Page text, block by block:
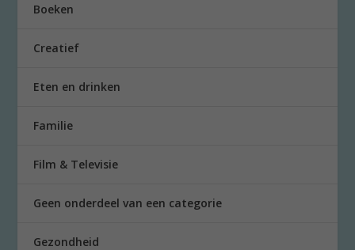
Boeken
Creatief
Eten en drinken
Familie
Film & Televisie
Geen onderdeel van een categorie
Gezondheid